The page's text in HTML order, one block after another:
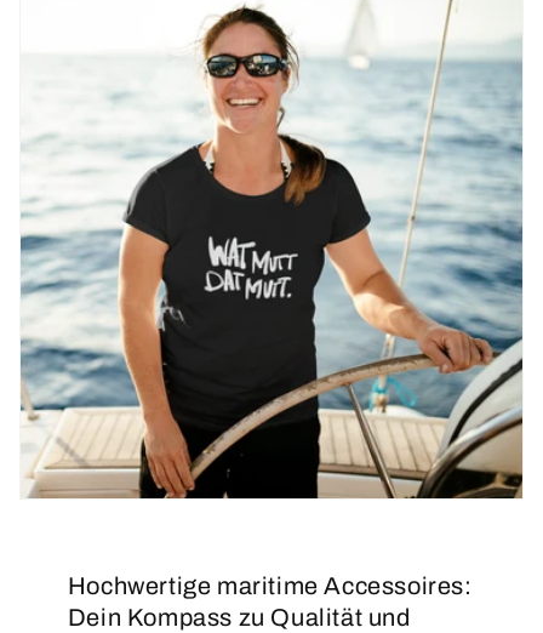
Hochwertige maritime Accessoires:
Dein Kompass zu Qualität und